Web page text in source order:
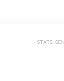
STATS: